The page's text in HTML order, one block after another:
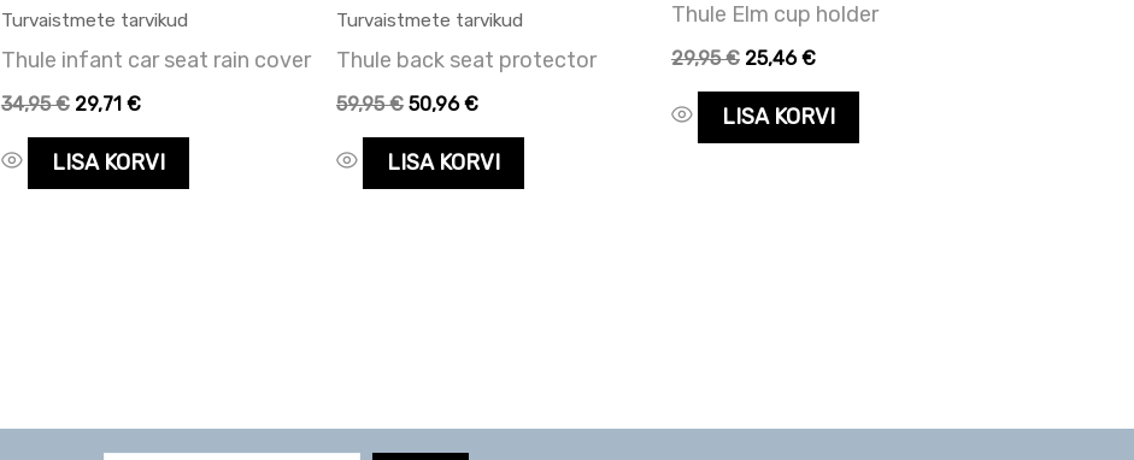
Turvaistmete tarvikud
Thule infant car seat rain cover
34,95€ 29,71 €
LISA KORVI
Turvaistmete tarvikud
Thule back seat protector
59,95€ 50,96€
LISA KORVI
Thule Elm cup holder
29,95€ 25,46€
LISA KORVI